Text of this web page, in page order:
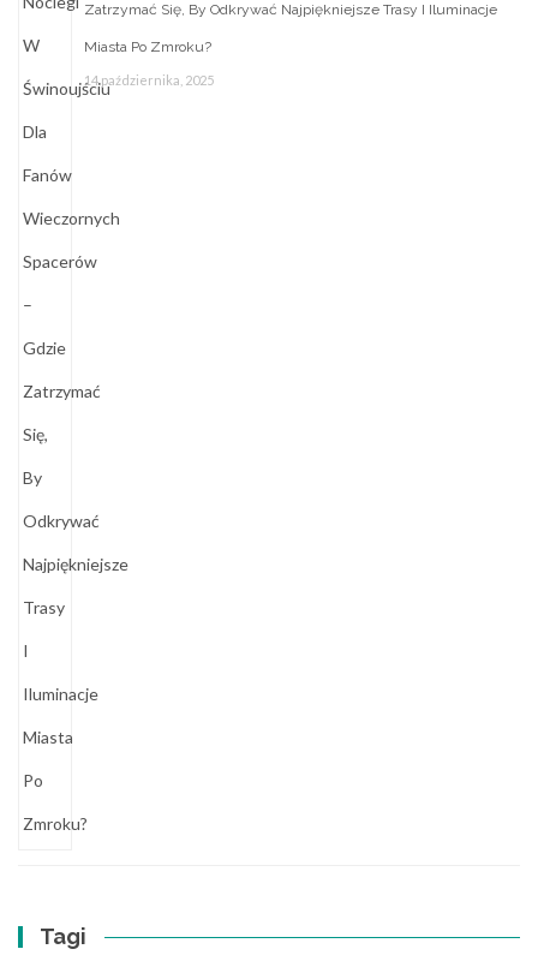
Zatrzymać Się, By Odkrywać Najpiękniejsze Trasy I Iluminacje
Miasta Po Zmroku?
14 października, 2025
Tagi